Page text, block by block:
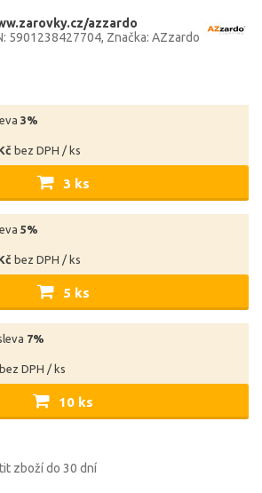
azzardo
5901238427704 Značka: AZzardo
3%
bez DPH / ks
3 ks
5%
bez DPH / ks
5 ks
7%
bez DPH / ks
10 ks
zboží do 30 dní